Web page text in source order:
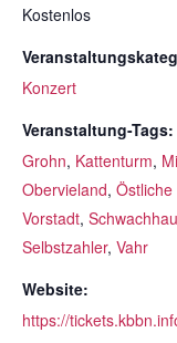
Kostenlos
Konzert
Veranstaltung-Tags:
Grohn, Kattenturm,
Obervieland, Östliche
Vorstadt,
Selbstzahler, Vahr
Website:
https://